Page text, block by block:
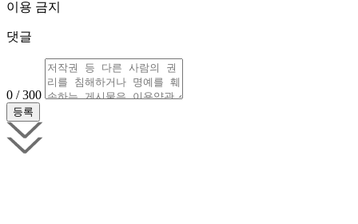
이용 금지
댓글
0 / 300